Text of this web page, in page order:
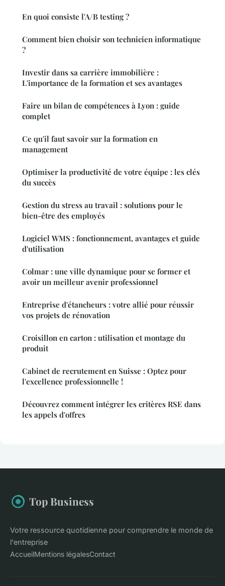
En quoi consiste l'A/B testing ?
Comment bien choisir son technicien informatique
?
Investir dans sa carrière immobilière :
L'importance de la formation et ses avantages
Faire un bilan de compétences à Lyon : guide
complet
Ce qu'il faut savoir sur la formation en
management
Optimiser la productivité de votre équipe : les clés
du succès
Gestion du stress au travail : solutions pour le
bien-être des employés
Logiciel WMS : fonctionnement, avantages et guide
d'utilisation
Colmar : une ville dynamique pour se former et
avoir un meilleur avenir professionnel
Entreprise d'étancheurs : votre allié pour réussir
vos projets de rénovation
Croisillon en carton : utilisation et montage du
produit
Cabinet de recrutement en Suisse : Optez pour
l'excellence professionnelle !
Découvrez comment intégrer les critères RSE dans
les appels d'offres
Top Business
Votre ressource quotidienne pour comprendre le monde de
l'entreprise
AccueilMentions légalesContact